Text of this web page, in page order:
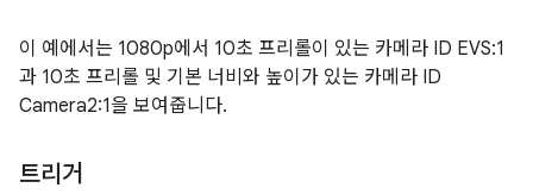
이 예에서는 1080p에서 10초 프리롤이 있는 카메라 ID EVS:1
과 10초 프리롤 및 기본 너비와 높이가 있는 카메라 ID
Camera2:1을 보여줍니다.
트리거